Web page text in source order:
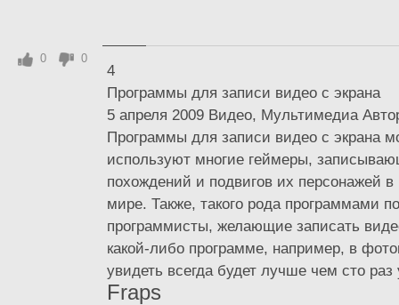
4
Программы для записи видео с экрана
5 апреля 2009 Видео, Мультимедиа
Программы для записи видео с экрана
используют многие геймеры,
похождений и подвигов их персонажей
мире. Также, такого рода программами
программисты, желающие записать
какой-либо программе, например, в
увидеть всегда будет лучше чем сто
Fraps
0 0